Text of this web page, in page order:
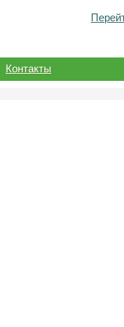
Контакты